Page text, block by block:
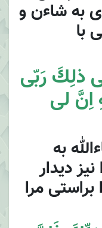
به شاءن و
با
ذلِكَ رَبّى
اِنَّ لى
به
ديدار
مرا